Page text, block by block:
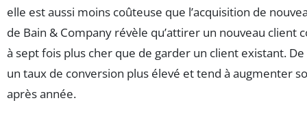
elle est aussi moins coûteuse que l’acquisition de
de Bain & Company révèle qu’attirer un nouveau client
à sept fois plus cher que de garder un client existant.
un taux de conversion plus élevé et tend à augmenter
après année.